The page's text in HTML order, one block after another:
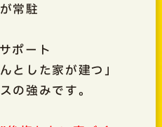
常駐
ポート
とした家が建つ」
の強みです。